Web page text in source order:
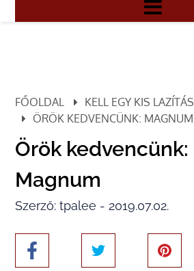
FŐOLDAL
KELL EGY KIS LAZÍTÁS
ÖRÖK KEDVENCÜNK: MAGNUM
Örök kedvencünk:
Magnum
Szerző: tpalee - 2019.07.02.